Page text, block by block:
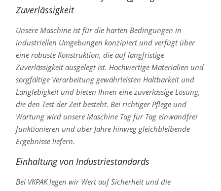
Zuverlässigkeit
Unsere Maschine ist für die harten Bedingungen in
industriellen Umgebungen konzipiert und verfügt über
eine robuste Konstruktion, die auf langfristige
Zuverlässigkeit ausgelegt ist. Hochwertige Materialien und
sorgfältige Verarbeitung gewährleisten Haltbarkeit und
Langlebigkeit und bieten Ihnen eine zuverlässige Lösung,
die den Test der Zeit besteht. Bei richtiger Pflege und
Wartung wird unsere Maschine Tag für Tag einwandfrei
funktionieren und über Jahre hinweg gleichbleibende
Ergebnisse liefern.
Einhaltung von Industriestandards
Bei VKPAK legen wir Wert auf Sicherheit und die